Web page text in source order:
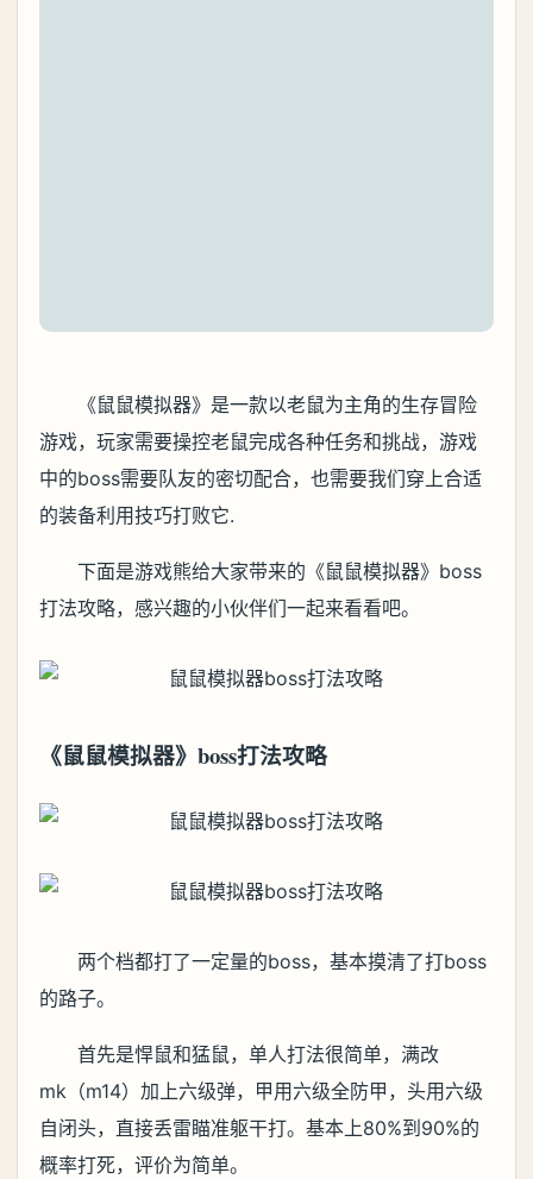
《鼠鼠模拟器》是一款以老鼠为主角的生存冒险
游戏，玩家需要操控老鼠完成各种任务和挑战，游戏
中的boss需要队友的密切配合，也需要我们穿上合适
的装备利用技巧打败它.
下面是游戏熊给大家带来的《鼠鼠模拟器》boss
打法攻略，感兴趣的小伙伴们一起来看看吧。
《鼠鼠模拟器》boss打法攻略
两个档都打了一定量的boss，基本摸清了打boss
的路子。
首先是悍鼠和猛鼠，单人打法很简单，满改
mk（m14）加上六级弹，甲用六级全防甲，头用六级
自闭头，直接丢雷瞄准躯干打。基本上80%到90%的
概率打死，评价为简单。